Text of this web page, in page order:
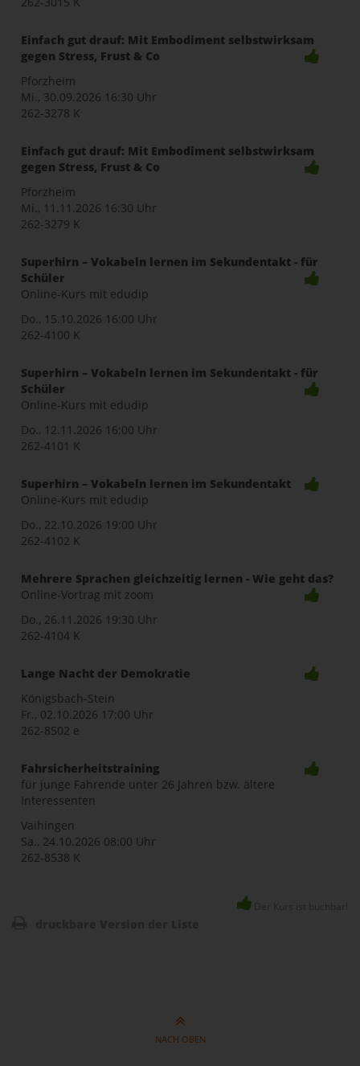
Einfach gut drauf: Mit Embodiment selbstwirksam
gegen Stress, Frust & Co
Pforzheim
Mi., 30.09.2026 16:30 Uhr
262-3278 K
Einfach gut drauf: Mit Embodiment selbstwirksam
gegen Stress, Frust & Co
Pforzheim
Mi., 11.11.2026 16:30 Uhr
262-3279 K
Superhirn – Vokabeln lernen im Sekundentakt - für
Schüler
Online-Kurs mit edudip
Do., 15.10.2026 16:00 Uhr
262-4100 K
Superhirn – Vokabeln lernen im Sekundentakt - für
Schüler
Online-Kurs mit edudip
Do., 12.11.2026 16:00 Uhr
262-4101 K
Superhirn – Vokabeln lernen im Sekundentakt
Online-Kurs mit edudip
Do., 22.10.2026 19:00 Uhr
262-4102 K
Mehrere Sprachen gleichzeitig lernen - Wie geht das?
Online-Vortrag mit zoom
Do., 26.11.2026 19:30 Uhr
262-4104 K
Lange Nacht der Demokratie
Königsbach-Stein
Fr., 02.10.2026 17:00 Uhr
262-8502 e
Fahrsicherheitstraining
für junge Fahrende unter 26 Jahren bzw. ältere
Interessenten
Vaihingen
Sa., 24.10.2026 08:00 Uhr
262-8538 K
NACH OBEN